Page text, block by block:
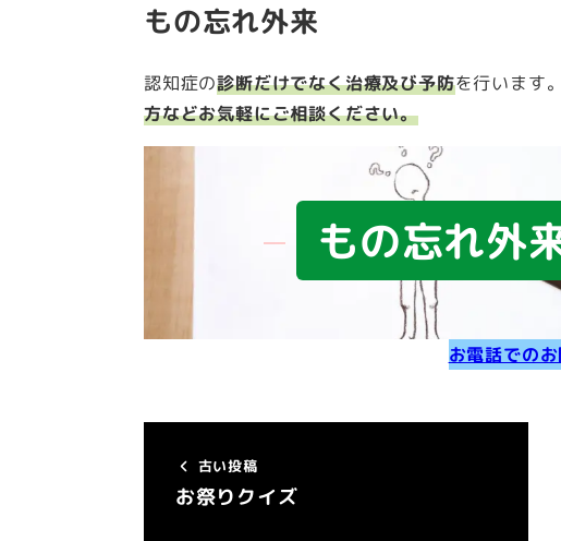
もの忘れ外来
認知症の診断だけでなく治療及び予防を行います
方などお気軽にご相談ください。
もの忘れ外
お電話での
古い投稿
お祭りクイズ